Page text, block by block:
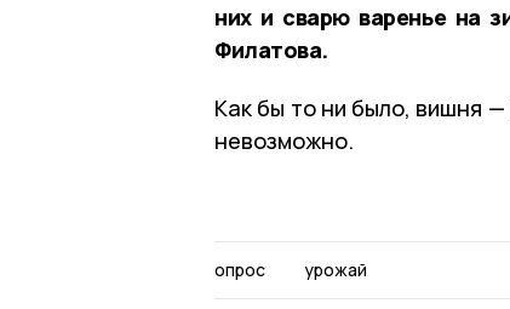
них и сварю варенье на
Филатова.
Как бы то ни было, вишня
невозможно.
опрос урожай